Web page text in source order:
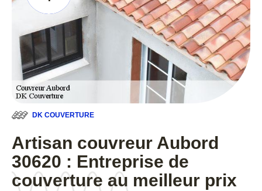
DK COUVERTURE
Artisan couvreur Aubord
30620 : Entreprise de
couverture au meilleur prix